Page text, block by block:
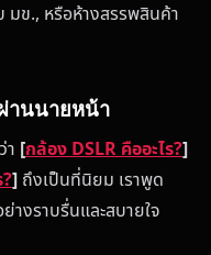
มข., หรือห้างสรรพสินค้า
านนายหน้า
า [กล้อง DSLR คืออะไร?]
] ถึงเป็นที่นิยม เราพูด
างราบรื่นและสบายใจ